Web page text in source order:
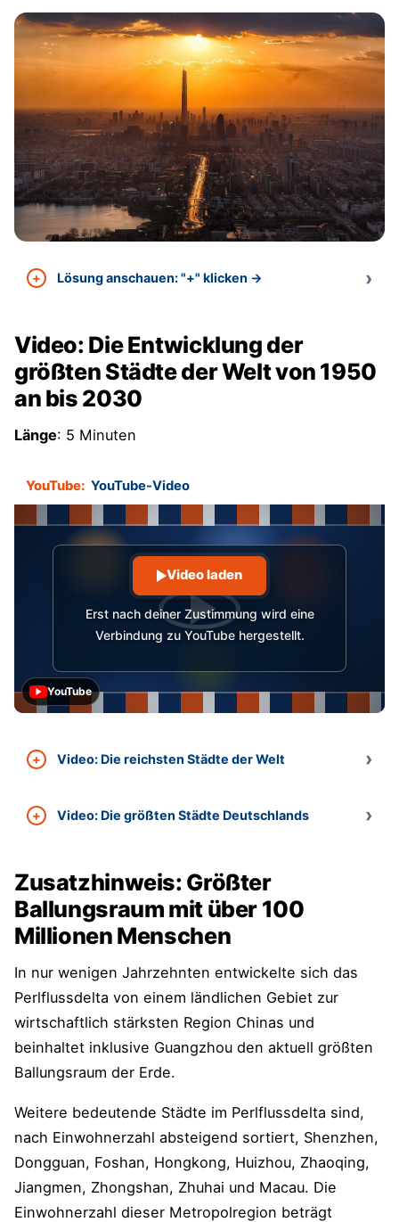
Lösung anschauen: "+" klicken →
Video: Die Entwicklung der
größten Städte der Welt von 1950
an bis 2030
Länge: 5 Minuten
YouTube: YouTube-Video
YouTube
Video laden
Erst nach deiner Zustimmung wird eine
Verbindung zu YouTube hergestellt.
Video: Die reichsten Städte der Welt
Video: Die größten Städte Deutschlands
Zusatzhinweis: Größter
Ballungsraum mit über 100
Millionen Menschen
In nur wenigen Jahrzehnten entwickelte sich das
Perlflussdelta von einem ländlichen Gebiet zur
wirtschaftlich stärksten Region Chinas und
beinhaltet inklusive Guangzhou den aktuell größten
Ballungsraum der Erde.
Weitere bedeutende Städte im Perlflussdelta sind,
nach Einwohnerzahl absteigend sortiert, Shenzhen,
Dongguan, Foshan, Hongkong, Huizhou, Zhaoqing,
Jiangmen, Zhongshan, Zhuhai und Macau. Die
Einwohnerzahl dieser Metropolregion beträgt